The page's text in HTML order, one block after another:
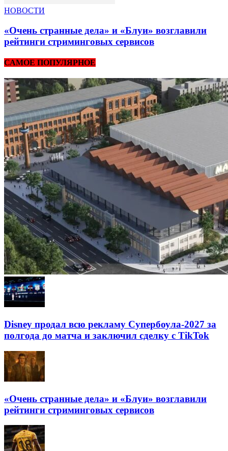
НОВОСТИ
«Очень странные дела» и «Блуи» возглавили
рейтинги стриминговых сервисов
САМОЕ ПОПУЛЯРНОЕ
Disney продал всю рекламу Супербоула-2027 за
полгода до матча и заключил сделку с TikTok
«Очень странные дела» и «Блуи» возглавили
рейтинги стриминговых сервисов